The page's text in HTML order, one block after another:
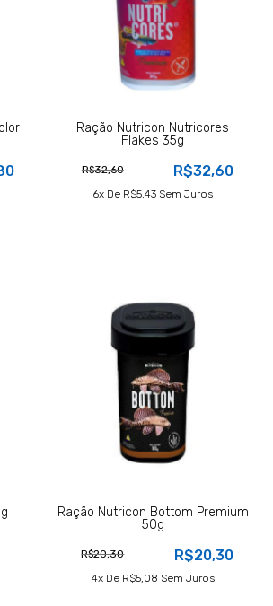
Ração Nutricon Nutricores
Flakes 35g
R$32,60 R$32,60
6X De R$5,43 Sem Juros
Ração Nutricon Bottom Premium
50g
R$20,30 R$20,30
4X De R$5,08 Sem Juros